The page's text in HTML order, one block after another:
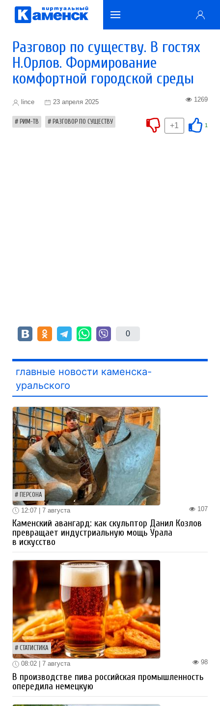
Разговор по существу. В гостях
Н.Орлов. Формирование
комфортной городской среды
lince 23 апреля 2025 1269
РИМ-ТВ РАЗГОВОР ПО СУЩЕСТВУ 1
+1
0
главные новости каменска-
уральского
ПЕРСОНА
107
12:07 | 7 августа
Каменский авангард: как скульптор Данил Козлов
превращает индустриальную мощь Урала
в искусство
СТАТИСТИКА
98
08:02 | 7 августа
В производстве пива российская промышленность
опередила немецкую